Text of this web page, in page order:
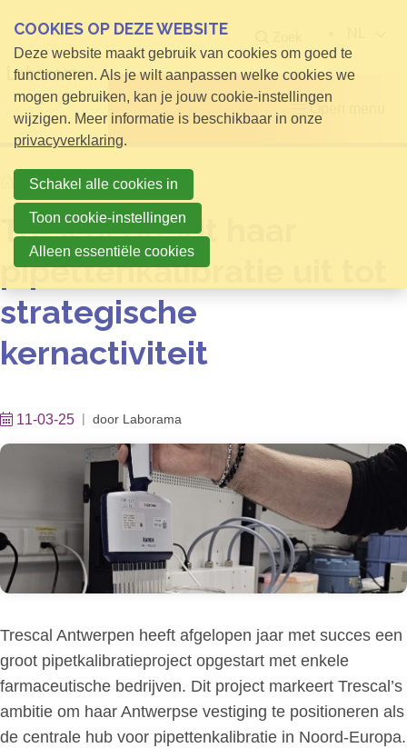
Open menu
HomeNieuws
Trescal breidt haar
pipettenkalibratie uit tot
strategische
kernactiviteit
11-03-25 door Laborama
Trescal Antwerpen heeft afgelopen jaar met succes een
groot pipetkalibratieproject opgestart met enkele
farmaceutische bedrijven. Dit project markeert Trescal’s
ambitie om haar Antwerpse vestiging te positioneren als
de centrale hub voor pipettenkalibratie in Noord-Europa.
COOKIES OP DEZE WEBSITE
Deze website maakt gebruik van cookies om goed te
functioneren. Als je wilt aanpassen welke cookies we
mogen gebruiken, kan je jouw cookie-instellingen
wijzigen. Meer informatie is beschikbaar in onze
privacyverklaring.
Schakel alle cookies in
Toon cookie-instellingen
Alleen essentiële cookies